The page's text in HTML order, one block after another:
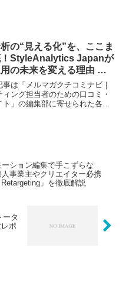
の“見える化”を、ここま
StyleAnalytics Japanが
の未来を変える理由 ―
用とESG時代の運用現場
集部の口コミレビュー―
は「メルマガクチコミナビ｜
ィング担当者のための口コミ・
ト」の編集部に寄せられた各商
ーション編集で手こずらな
人事業主やクリエイター必携
Retargeting」を徹底解説
ータ
ポ